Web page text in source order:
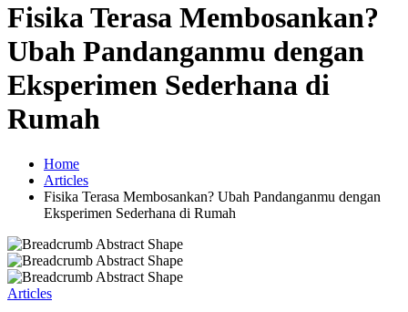
Fisika Terasa Membosankan?
Ubah Pandanganmu dengan
Eksperimen Sederhana di
Rumah
Home
Articles
Fisika Terasa Membosankan? Ubah Pandanganmu dengan
Eksperimen Sederhana di Rumah
Articles